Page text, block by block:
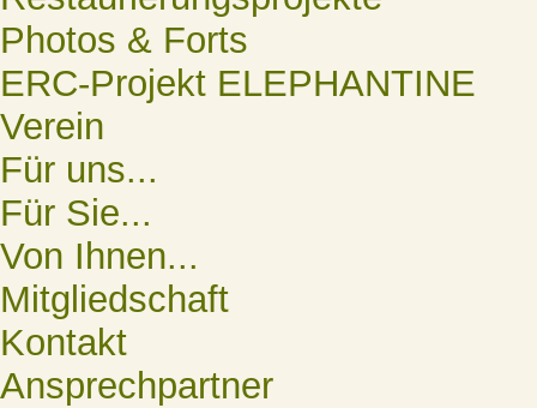
Photos & Forts
ERC-Projekt ELEPHANTINE
Verein
Für uns...
Für Sie...
Von Ihnen...
Mitgliedschaft
Kontakt
Ansprechpartner